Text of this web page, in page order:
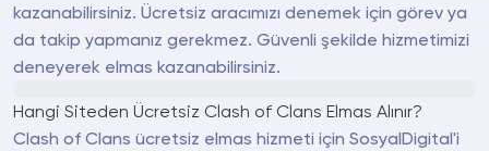
kazanabilirsiniz. Ücretsiz aracımızı denemek için görev ya
da takip yapmanız gerekmez. Güvenli şekilde hizmetimizi
deneyerek elmas kazanabilirsiniz.
Hangi Siteden Ücretsiz Clash of Clans Elmas Alınır?
Clash of Clans ücretsiz elmas hizmeti için SosyalDigital'i